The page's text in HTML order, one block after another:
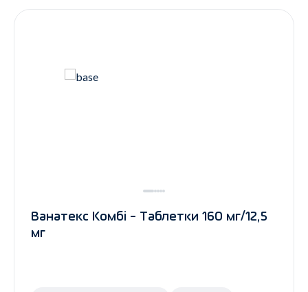
Ванатекс Комбі - Таблетки 160 мг/12,5
мг